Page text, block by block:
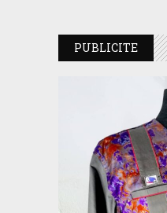
PUBLICITE